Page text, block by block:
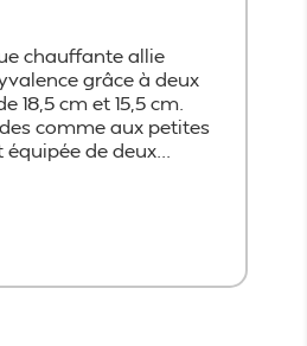
chauffante allie
grâce à deux
18,5 cm et 15,5 cm.
comme aux petites
de deux...